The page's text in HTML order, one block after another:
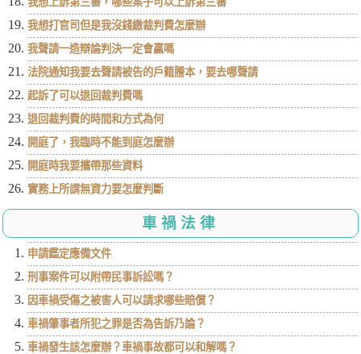
我想打官司但是我沒錢繳裁判費怎麼辦
我聲請一造辯論判決一定會贏嗎
法院通知我要去聲請被告的戶籍謄本，要去哪聲請
起訴了可以退回裁判費嗎
退回裁判費的時間和方式為何
開庭了，我臨時不能到庭怎麼辦
開庭時我要攜帶那些資料
實務上所謂無資力要怎麼判斷
車禍法律
申請鑑定應備文件
刑事案件可以附帶民事訴訟嗎？
因車禍受傷之被害人可以請求哪些賠償？
車禍肇事者所犯之罪是否為告訴乃論？
車禍發生該怎麼辦？車禍事故都可以和解嗎？